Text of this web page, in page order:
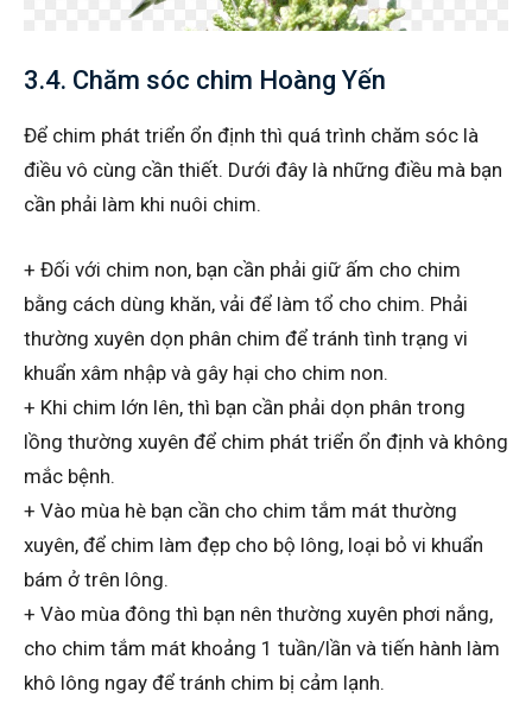
3.4. Chăm sóc chim Hoàng Yến
Để chim phát triển ổn định thì quá trình chăm sóc là
điều vô cùng cần thiết. Dưới đây là những điều mà bạn
cần phải làm khi nuôi chim.
+ Đối với chim non, bạn cần phải giữ ấm cho chim
bằng cách dùng khăn, vải để làm tổ cho chim. Phải
thường xuyên dọn phân chim để tránh tình trạng vi
khuẩn xâm nhập và gây hại cho chim non.
+ Khi chim lớn lên, thì bạn cần phải dọn phân trong
lồng thường xuyên để chim phát triển ổn định và không
mắc bệnh.
+ Vào mùa hè bạn cần cho chim tắm mát thường
xuyên, để chim làm đẹp cho bộ lông, loại bỏ vi khuẩn
bám ở trên lông.
+ Vào mùa đông thì bạn nên thường xuyên phơi nắng,
cho chim tắm mát khoảng 1 tuần/lần và tiến hành làm
khô lông ngay để tránh chim bị cảm lạnh.